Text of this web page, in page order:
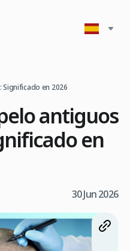
en 2026
antiguos
en
30 Jun 2026